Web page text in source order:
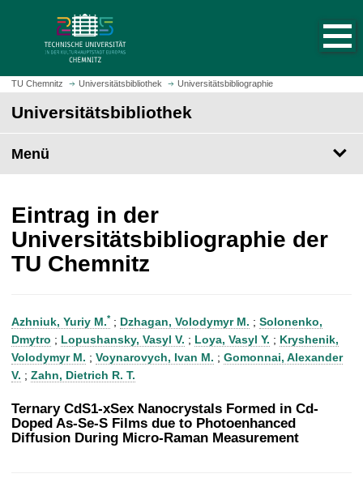
z
m
t
e
i
t
u
f
r
u
TU Chemnitz Universitätsbibliothek Universitätsbibliographie
Universitätsbibliothek
Menü
Eintrag in der
Universitätsbibliographie der
TU Chemnitz
Azhniuk, Yuriy M.* ; Dzhagan, Volodymyr M. ; Solonenko,
Dmytro ; Lopushansky, Vasyl V. ; Loya, Vasyl Y. ; Kryshenik,
Volodymyr M. ; Voynarovych, Ivan M. ; Gomonnai, Alexander
V. ; Zahn, Dietrich R. T.
Ternary CdS1-xSex Nanocrystals Formed in Cd-
Doped As-Se-S Films due to Photoenhanced
Diffusion During Micro-Raman Measurement